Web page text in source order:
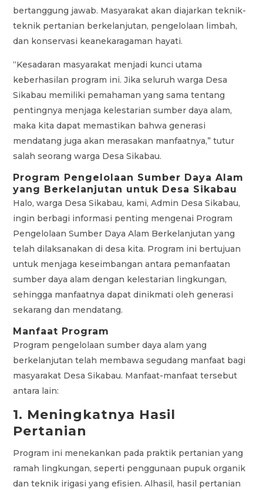
bertanggung jawab. Masyarakat akan diajarkan teknik-
teknik pertanian berkelanjutan, pengelolaan limbah,
dan konservasi keanekaragaman hayati.
“Kesadaran masyarakat menjadi kunci utama
keberhasilan program ini. Jika seluruh warga Desa
Sikabau memiliki pemahaman yang sama tentang
pentingnya menjaga kelestarian sumber daya alam,
maka kita dapat memastikan bahwa generasi
mendatang juga akan merasakan manfaatnya,” tutur
salah seorang warga Desa Sikabau.
Program Pengelolaan Sumber Daya Alam
yang Berkelanjutan untuk Desa Sikabau
Halo, warga Desa Sikabau, kami, Admin Desa Sikabau,
ingin berbagi informasi penting mengenai Program
Pengelolaan Sumber Daya Alam Berkelanjutan yang
telah dilaksanakan di desa kita. Program ini bertujuan
untuk menjaga keseimbangan antara pemanfaatan
sumber daya alam dengan kelestarian lingkungan,
sehingga manfaatnya dapat dinikmati oleh generasi
sekarang dan mendatang.
Manfaat Program
Program pengelolaan sumber daya alam yang
berkelanjutan telah membawa segudang manfaat bagi
masyarakat Desa Sikabau. Manfaat-manfaat tersebut
antara lain:
1. Meningkatnya Hasil
Pertanian
Program ini menekankan pada praktik pertanian yang
ramah lingkungan, seperti penggunaan pupuk organik
dan teknik irigasi yang efisien. Alhasil, hasil pertanian